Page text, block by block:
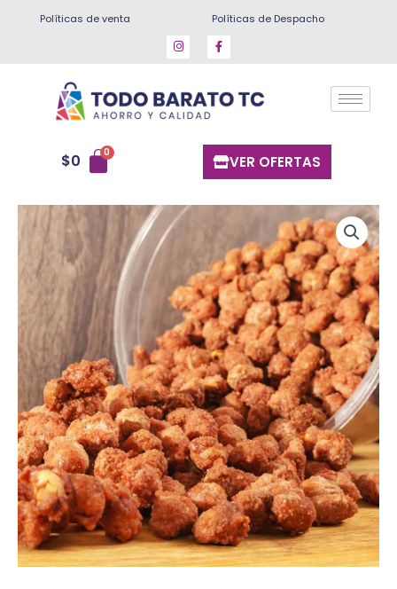
Políticas de venta Políticas de Despacho
$0 VER OFERTAS
Mani
confitado
natural
500
cantidad